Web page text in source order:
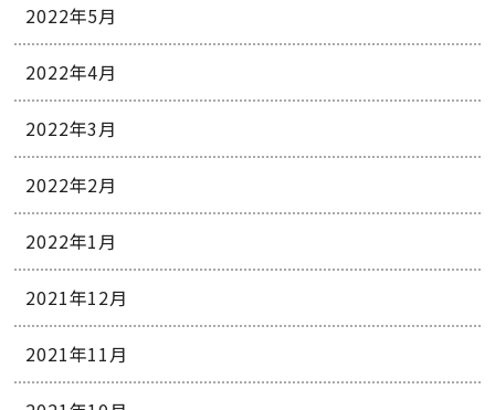
2022年5月
2022年4月
2022年3月
2022年2月
2022年1月
2021年12月
2021年11月